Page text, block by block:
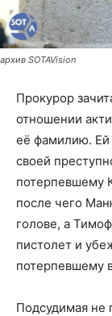
архив SOTAVision
Прокурор
отношении
её фамилию. Ей
своей
потерпевшему
после чего
голове, а
пистолет и
потерпевшему
Подсудимая не